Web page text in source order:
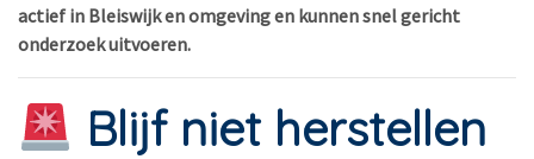
actief in Bleiswijk en omgeving en kunnen snel gericht
onderzoek uitvoeren.
Blijf niet herstellen